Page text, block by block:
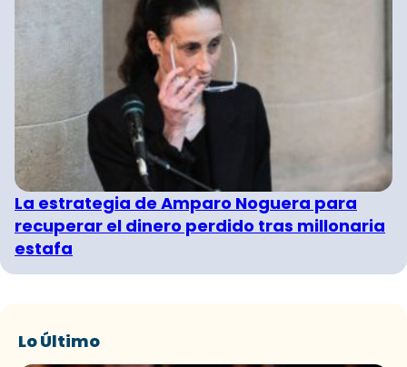
La estrategia de Amparo Noguera para
recuperar el dinero perdido tras millonaria
estafa
Lo Último